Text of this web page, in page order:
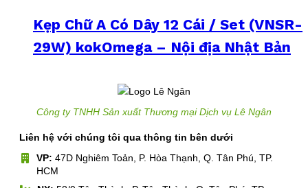
Kẹp Chữ A Có Dây 12 Cái / Set (VNSR-
29W) kokOmega – Nội địa Nhật Bản
Công ty TNHH Sản xuất Thương mại Dịch vụ Lê Ngân
Liên hệ với chúng tôi qua thông tin bên dưới
VP: 47D Nghiêm Toản, P. Hòa Thạnh, Q. Tân Phú, TP.
HCM